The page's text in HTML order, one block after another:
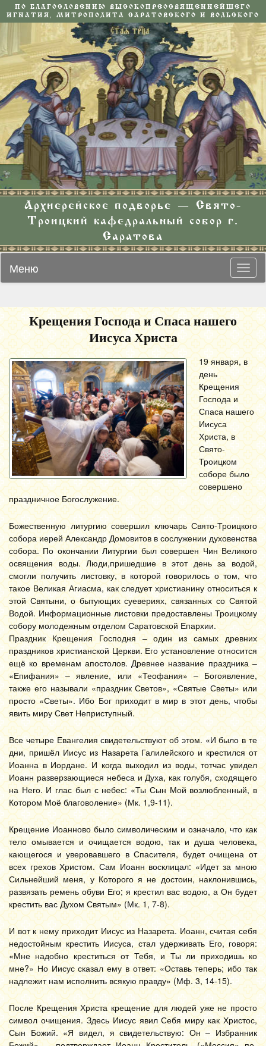
ПО БЛАГОСЛОВЕНИЮ ВЫСОКОПРЕОСВЯЩЕННЕЙШЕГО
ИГНАТИЯ, МИТРОПОЛИТА САРАТОВСКОГО И ВОЛЬСКОГО
Архиерейское подворье — Свято-
Троицкий кафедральный собор г.
Саратова
Меню
Крещения Господа и Спаса нашего
Иисуса Христа
19 января, в
день
Крещения
Господа и
Спаса нашего
Иисуса
Христа, в
Свято-
Троицком
соборе было
совершено
праздничное Богослужение.
Божественную литургию совершил ключарь Свято-Троицкого
собора иерей Александр Домовитов в сослужении духовенства
собора. По окончании Литургии был совершен Чин Великого
освящения воды. Люди,пришедшие в этот день за водой,
смогли получить листовку, в которой говорилось о том, что
такое Великая Агиасма, как следует христианину относиться к
этой Святыни, о бытующих суевериях, связанных со Святой
Водой. Информационные листовки предоставлены Троицкому
собору молодежным отделом Саратовской Епархии.
Праздник Крещения Господня – один из самых древних
праздников христианской Церкви. Его установление относится
ещё ко временам апостолов. Древнее название праздника –
«Епифания» – явление, или «Теофания» – Богоявление,
также его называли «праздник Светов», «Святые Светы» или
просто «Светы». Ибо Бог приходит в мир в этот день, чтобы
явить миру Свет Неприступный.
Все четыре Евангелия свидетельствуют об этом. «И было в те
дни, пришёл Иисус из Назарета Галилейского и крестился от
Иоанна в Иордане. И когда выходил из воды, тотчас увидел
Иоанн разверзающиеся небеса и Духа, как голубя, сходящего
на Него. И глас был с небес: «Ты Сын Мой возлюбленный, в
Котором Моё благоволение» (Мк. 1,9-11).
Крещение Иоанново было символическим и означало, что как
тело омывается и очищается водою, так и душа человека,
кающегося и уверовавшего в Спасителя, будет очищена от
всех грехов Христом. Сам Иоанн восклицал: «Идет за мною
Сильнейший меня, у Которого я не достоин, наклонившись,
развязать ремень обуви Его; я крестил вас водою, а Он будет
крестить вас Духом Святым» (Мк. 1, 7-8).
И вот к нему приходит Иисус из Назарета. Иоанн, считая себя
недостойным крестить Иисуса, стал удерживать Его, говоря:
«Мне надобно креститься от Тебя, и Ты ли приходишь ко
мне?» Но Иисус сказал ему в ответ: «Оставь теперь; ибо так
надлежит нам исполнить всякую правду» (Мф. 3, 14-15).
После Крещения Христа крещение для людей уже не просто
символ очищения. Здесь Иисус явил Себя миру как Христос,
Сын Божий. «Я видел, я свидетельствую: Он – Избранник